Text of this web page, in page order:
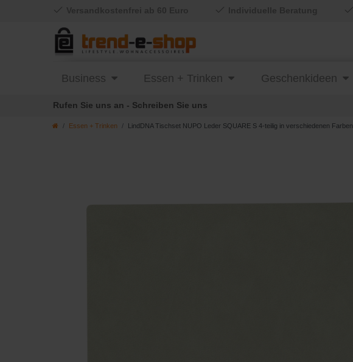
Essen + Trinken LindDNA Tischset NUPO Leder SQUARE S 4-teilig in verschiedenen Farben
Business Essen + Trinken Geschenkideen
Rufen Sie uns an - Schreiben Sie uns